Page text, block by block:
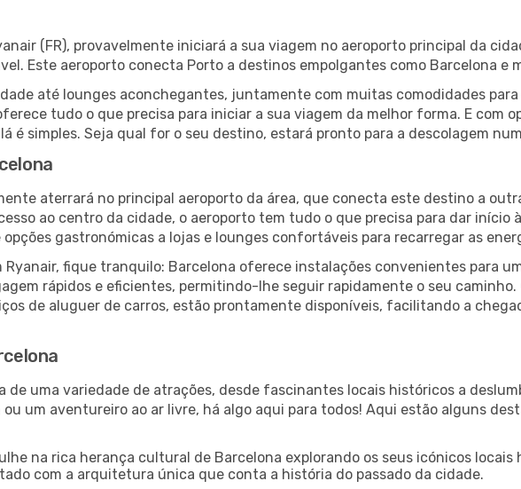
(FR), provavelmente iniciará a sua viagem no aeroporto principal da
Este aeroporto conecta Porto a destinos empolgantes como Barcelona e
até lounges aconchegantes, juntamente com muitas comodidades para
tudo o que precisa para iniciar a sua viagem da melhor forma. E com
é simples. Seja qual for o seu destino, estará pronto para a descolagem
aterrará no principal aeroporto da área, que conecta este destino a
ao centro da cidade, o aeroporto tem tudo o que precisa para dar início
gastronómicas a lojas e lounges confortáveis para recarregar as
Ryanair, fique tranquilo: Barcelona oferece instalações convenientes para
rápidos e eficientes, permitindo-lhe seguir rapidamente o seu
de aluguer de carros, estão prontamente disponíveis, facilitando a
de uma variedade de atrações, desde fascinantes locais históricos a
um aventureiro ao ar livre, há algo aqui para todos! Aqui estão alguns
na rica herança cultural de Barcelona explorando os seus icónicos locais
com a arquitetura única que conta a história do passado da cidade.